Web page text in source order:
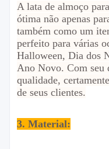
A lata de almoço
ótima não apenas
também como um
perfeito para várias
Halloween, Dia dos
Ano Novo. Com seu
qualidade,
de seus clientes.
3. Material: